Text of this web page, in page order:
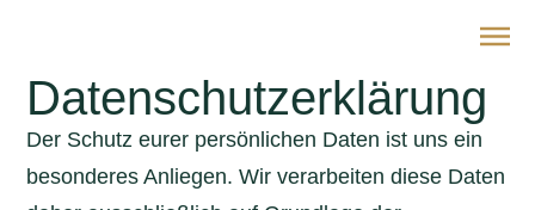
Datenschutz­erklärung
Der Schutz eurer persönlichen Daten ist uns ein
besonderes Anliegen. Wir verarbeiten diese Daten